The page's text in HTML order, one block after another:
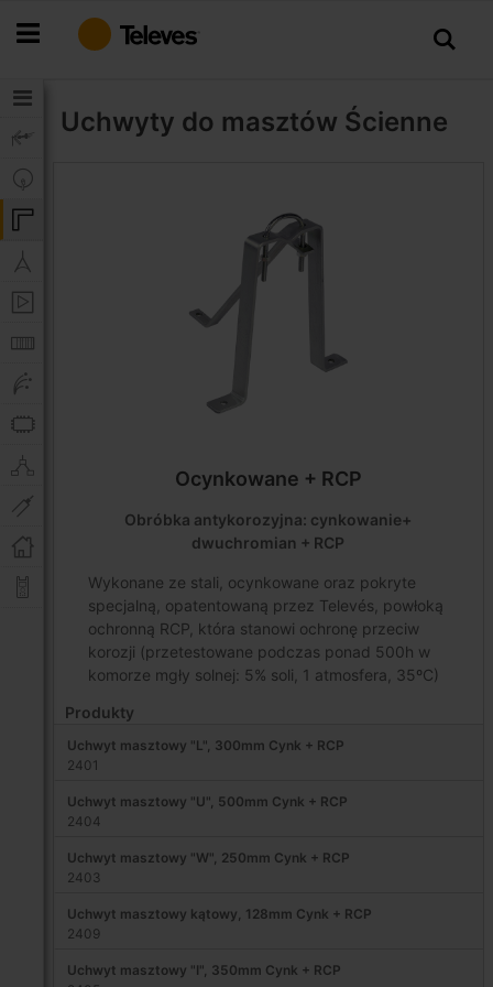
do
Uchwyty do masztów Ścienne
Ocynkowane + RCP
Obróbka antykorozyjna: cynkowanie+
dwuchromian + RCP
Wykonane ze stali, ocynkowane oraz pokryte
specjalną, opatentowaną przez Televés, powłoką
ochronną RCP, która stanowi ochronę przeciw
korozji (przetestowane podczas ponad 500h w
komorze mgły solnej: 5% soli, 1 atmosfera, 35ºC)
Produkty
Uchwyt masztowy "L", 300mm Cynk + RCP
2401
Uchwyt masztowy "U", 500mm Cynk + RCP
2404
Uchwyt masztowy "W", 250mm Cynk + RCP
2403
Uchwyt masztowy kątowy, 128mm Cynk + RCP
2409
Uchwyt masztowy "I", 350mm Cynk + RCP